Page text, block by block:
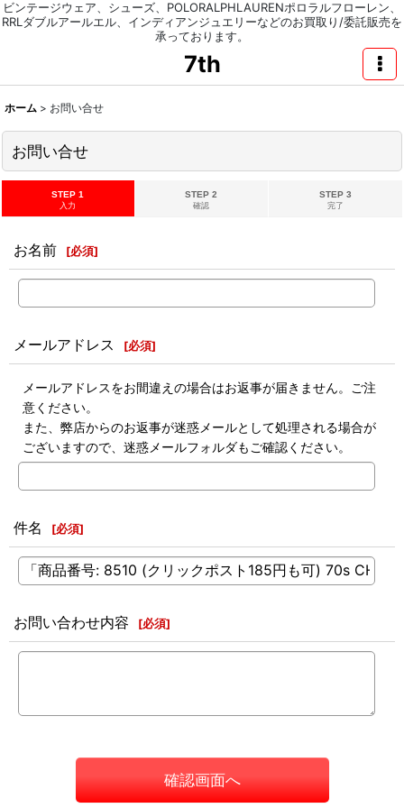
ビンテージウェア、シューズ、POLORALPHLAURENポロラルフローレン、
RRLダブルアールエル、インディアンジュエリーなどのお買取り/委託販売を
承っております。
7th
ホーム > お問い合せ
お問い合せ
STEP 1
入力
STEP 2
確認
STEP 3
完了
お名前 [必須]
メールアドレス [必須]
メールアドレスをお間違えの場合はお返事が届きません。ご注
意ください。
また、弊店からのお返事が迷惑メールとして処理される場合が
ございますので、迷惑メールフォルダもご確認ください。
件名 [必須]
お問い合わせ内容 [必須]
確認画面へ